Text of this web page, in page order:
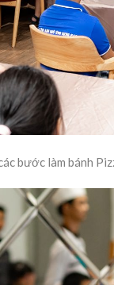
bước làm bánh